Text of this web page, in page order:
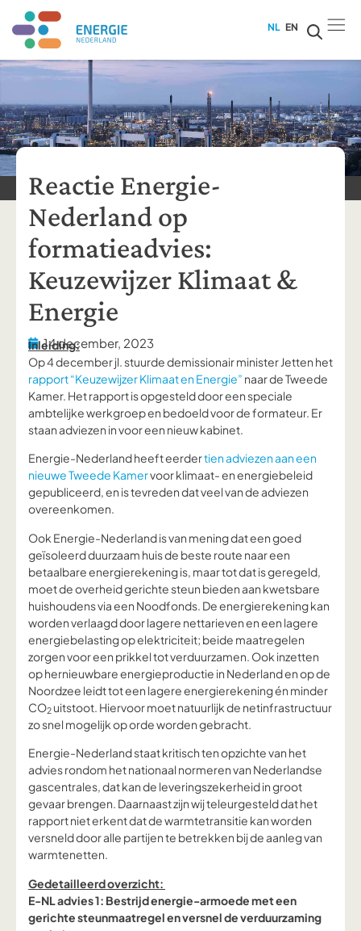
NL EN
Reactie Energie-
Nederland op
formatieadvies:
Keuzewijzer Klimaat &
Energie
14 december, 2023
Inleiding:
Op 4 december jl. stuurde demissionair minister Jetten het
rapport “Keuzewijzer Klimaat en Energie” naar de Tweede
Kamer. Het rapport is opgesteld door een speciale
ambtelijke werkgroep en bedoeld voor de formateur. Er
staan adviezen in voor een nieuw kabinet.
Energie-Nederland heeft eerdertien adviezen aan een
nieuwe Tweede Kamervoor klimaat- en energiebeleid
gepubliceerd, en is tevreden dat veel van de adviezen
overeenkomen.
Ook Energie-Nederland is van mening dat een goed
geïsoleerd duurzaam huis de beste route naar een
betaalbare energierekening is, maar tot dat is geregeld,
moet de overheid gerichte steun bieden aan kwetsbare
huishoudens via een Noodfonds. De energierekening kan
worden verlaagd door lagere nettarieven en een lagere
energiebelasting op elektriciteit; beide maatregelen
zorgen voor een prikkel tot verduurzamen. Ook inzetten
op hernieuwbare energieproductie in Nederland en op de
Noordzee leidt tot een lagere energierekening én minder
CO2 uitstoot. Hiervoor moet natuurlijk de netinfrastructuur
zo snel mogelijk op orde worden gebracht.
Energie-Nederland staat kritisch ten opzichte van het
advies rondom het nationaal normeren van Nederlandse
gascentrales, dat kan de leveringszekerheid in groot
gevaar brengen. Daarnaast zijn wij teleurgesteld dat het
rapport niet erkent dat de warmtetransitie kan worden
versneld door alle partijen te betrekken bij de aanleg van
warmtenetten.
Gedetailleerd overzicht:
E-NL advies 1: Bestrijd energie-armoede met een
gerichte steunmaatregel en versnel de verduurzaming